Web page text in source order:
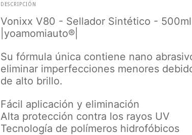
DESCRIPCIÓN
Vonixx V80 - Sellador Sintético -
|yoamomiauto®|
Su fórmula única contiene nano
eliminar imperfecciones menores
de alto brillo.
Fácil aplicación y eliminación
Alta protección contra los rayos UV
Tecnología de polímeros hidrofóbicos